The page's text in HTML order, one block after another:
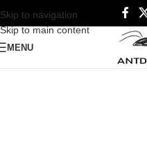
Skip to navigation
Skip to main content
MENU